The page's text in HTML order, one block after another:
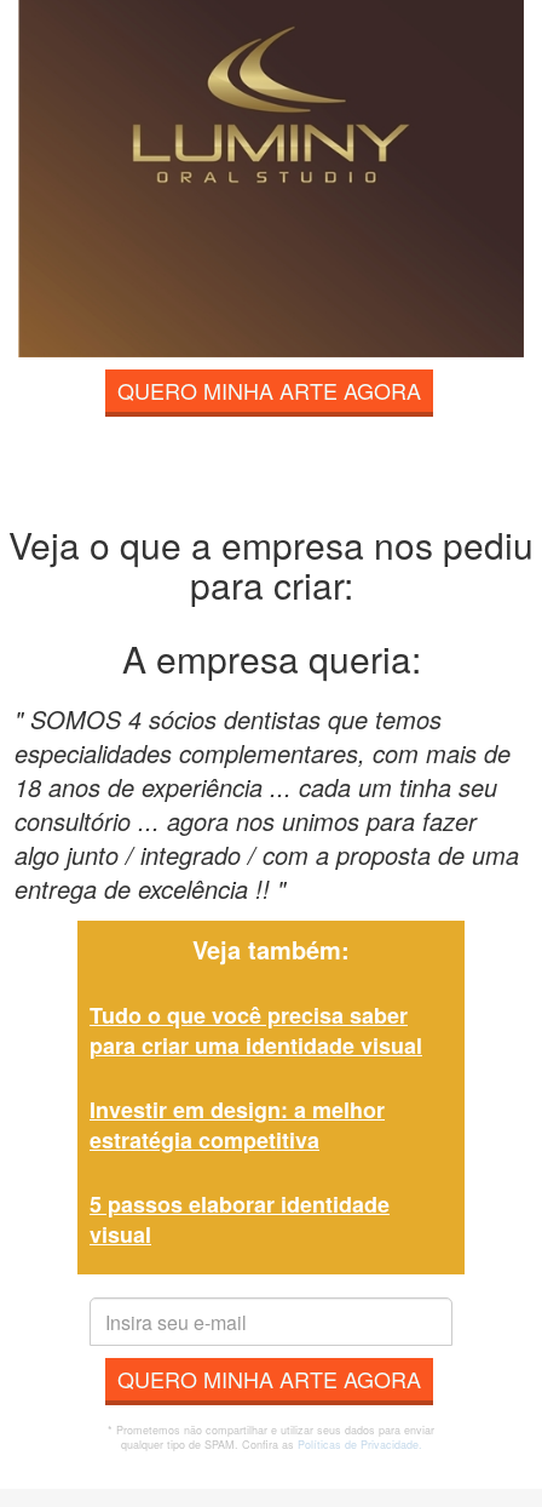
QUERO MINHA ARTE AGORA
Veja o que a empresa nos pediu
para criar:
A empresa queria:
" SOMOS 4 sócios dentistas que temos
especialidades complementares, com mais de
18 anos de experiência ... cada um tinha seu
consultório ... agora nos unimos para fazer
algo junto / integrado / com a proposta de uma
entrega de excelência !! "
Veja também:
Tudo o que você precisa saber
para criar uma identidade visual
Investir em design: a melhor
estratégia competitiva
5 passos elaborar identidade
visual
QUERO MINHA ARTE AGORA
* Prometemos não compartilhar e utilizar seus dados para enviar
qualquer tipo de SPAM. Confira as Políticas de Privacidade.